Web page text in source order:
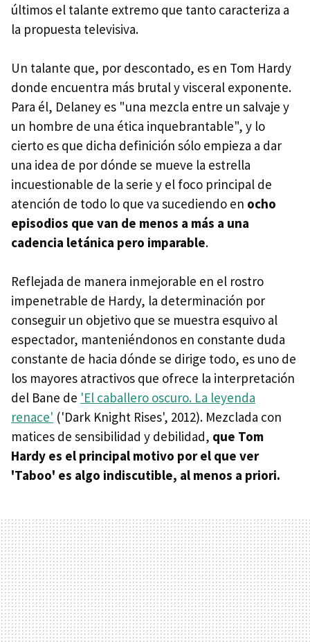
últimos el talante extremo que tanto caracteriza a
la propuesta televisiva.
Un talante que, por descontado, es en Tom Hardy
donde encuentra más brutal y visceral exponente.
Para él, Delaney es "una mezcla entre un salvaje y
un hombre de una ética inquebrantable", y lo
cierto es que dicha definición sólo empieza a dar
una idea de por dónde se mueve la estrella
incuestionable de la serie y el foco principal de
atención de todo lo que va sucediendo en ocho
episodios que van de menos a más a una
cadencia letánica pero imparable.
Reflejada de manera inmejorable en el rostro
impenetrable de Hardy, la determinación por
conseguir un objetivo que se muestra esquivo al
espectador, manteniéndonos en constante duda
constante de hacia dónde se dirige todo, es uno de
los mayores atractivos que ofrece la interpretación
del Bane de 'El caballero oscuro. La leyenda
renace' ('Dark Knight Rises', 2012). Mezclada con
matices de sensibilidad y debilidad, que Tom
Hardy es el principal motivo por el que ver
'Taboo' es algo indiscutible, al menos a priori.